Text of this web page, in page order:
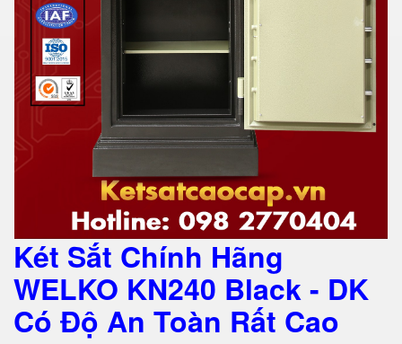
Két Sắt Chính Hãng
WELKO KN240 Black - DK
Có Độ An Toàn Rất Cao